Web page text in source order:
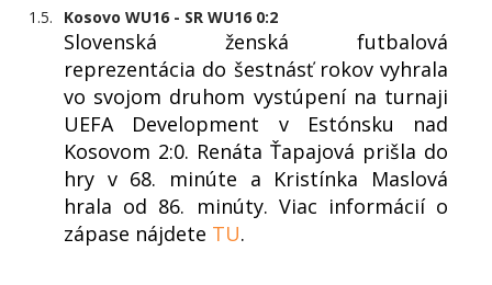
1.5. Kosovo WU16 - SR WU16 0:2
Slovenská ženská futbalová
reprezentácia do šestnásť rokov vyhrala
vo svojom druhom vystúpení na turnaji
UEFA Development v Estónsku nad
Kosovom 2:0. Renáta Ťapajová prišla do
hry v 68. minúte a Kristínka Maslová
hrala od 86. minúty. Viac informácií o
zápase nájdete TU.